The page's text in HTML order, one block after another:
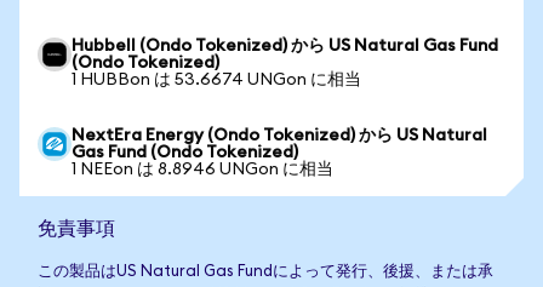
Hubbell (Ondo Tokenized) から US Natural Gas Fund
(Ondo Tokenized)
1 HUBBon は 53.6674 UNGon に相当
NextEra Energy (Ondo Tokenized) から US Natural
Gas Fund (Ondo Tokenized)
1 NEEon は 8.8946 UNGon に相当
免責事項
この製品はUS Natural Gas Fundによって発行、後援、または承